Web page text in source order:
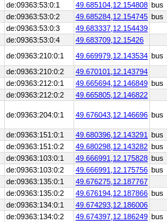
de:09363:53:0:1 49.685104, 12.154808 bus
de:09363:53:0:2 49.685284, 12.154745 bus
de:09363:53:0:3
49.683337, 12.154439
de:09363:53:0:4
49.683709, 12.15426
de:09363:210:0:1 49.669979, 12.143534 bus
de:09363:210:0:2 49.670101, 12.143794
de:09363:212:0:1 49.665694, 12.146849 bus
de:09363:212:0:2 49.665805, 12.146822
de:09363:204:0:1 49.676043, 12.146696 bus
de:09363:151:0:1 49.680396, 12.143291 bus
de:09363:151:0:2 49.680298, 12.143282 bus
de:09363:103:0:1 49.666991, 12.175828 bus
de:09363:103:0:2
49.666991, 12.175756 bus
de:09363:135:0:1 49.676275, 12.187767
de:09363:135:0:2 49.676194, 12.187866 bus
de:09363:134:0:1 49.674293, 12.186006
de:09363:134:0:2 49.674397, 12.186249 bus